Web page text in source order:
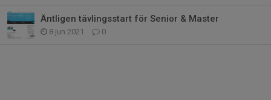
Äntligen tävlingsstart för Senior & Master
8 jun 2021 0